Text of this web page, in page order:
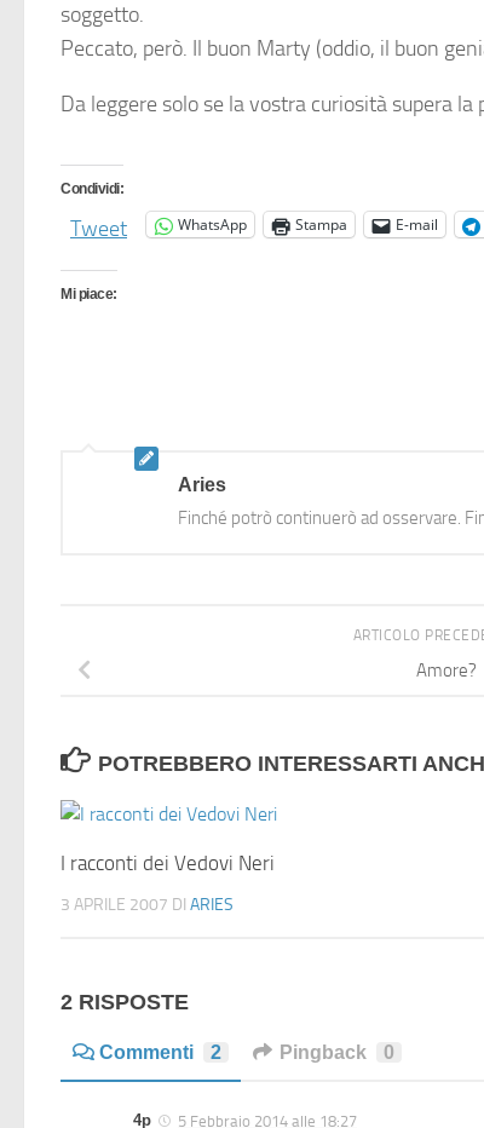
soggetto.
Peccato, però. Il buon Marty (oddio, il buon
Da leggere solo se la vostra curiosità supera la
Condividi:
Tweet WhatsApp Stampa E-mail
Mi piace:
Aries
Finché potrò continuerò ad osservare.
ARTICOLO
Amore?
POTREBBERO INTERESSARTI
I racconti dei Vedovi Neri
3 APRILE 2007 DI ARIES
2 RISPOSTE
Commenti 2 Pingback 0
4p 5 Febbraio 2014 alle 18:27